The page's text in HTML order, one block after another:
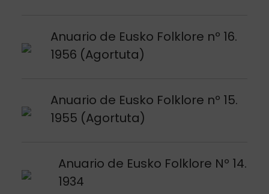
Anuario de Eusko Folklore nº 16.
1956 (Agortuta)
Argitalpena ikusi
Anuario de Eusko Folklore nº 15.
1955 (Agortuta)
Argitalpena ikusi
Anuario de Eusko Folklore Nº 14.
1934
Argitalpena ikusi